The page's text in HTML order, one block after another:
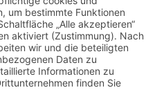
Generation.